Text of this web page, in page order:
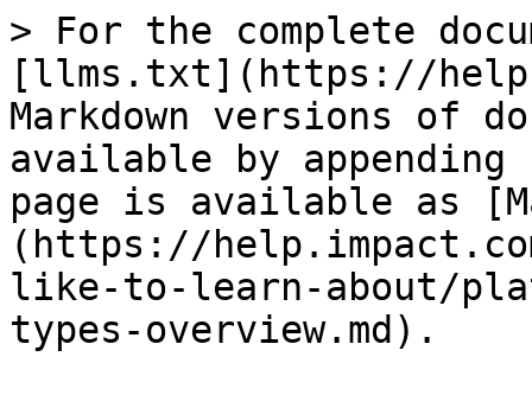
> For the complete
[llms.txt](https://
Markdown versions of
available by
page is available as
(https://
like-to-learn-about/
types-overview.md).